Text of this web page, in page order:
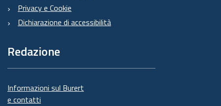
Privacy e Cookie
Dichiarazione di accessibilità
Redazione
Informazioni sul Burert
e contatti